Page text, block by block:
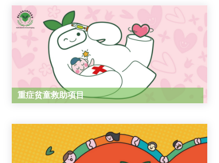
重症贫童救助项目